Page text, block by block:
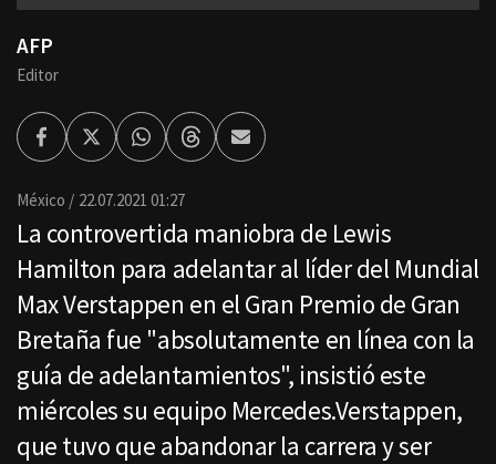
AFP
Editor
FacebookTwitterWhatsappThreadsEnviar
por
México 22.07.2021 01:27
La controvertida maniobra de Lewis
Hamilton para adelantar al líder del Mundial
Max Verstappen en el Gran Premio de Gran
Bretaña fue "absolutamente en línea con la
guía de adelantamientos", insistió este
miércoles su equipo Mercedes.Verstappen,
que tuvo que abandonar la carrera y ser